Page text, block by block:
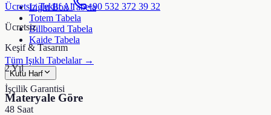
Light Box Tabela
Totem Tabela
Billboard Tabela
Kaide Tabela
Tüm Işıklı Tabelalar →
Kutu Harf
Materyale Göre
Ücretsiz Teklif Al
+90 532 372 39 32
Ücretsiz
Keşif & Tasarım
2 Yıl
İşçilik Garantisi
48 Saat